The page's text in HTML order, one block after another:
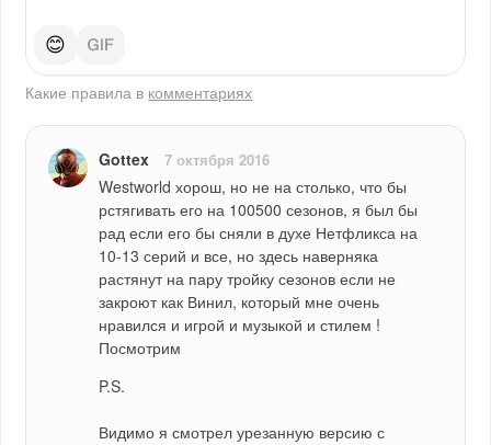
😊
Какие правила в комментариях
Gottex 7 октября 2016
Westworld хорош, но не на столько, что бы
рстягивать его на 100500 сезонов, я был бы
рад если его бы сняли в духе Нетфликса на
10-13 серий и все, но здесь наверняка
растянут на пару тройку сезонов если не
закроют как Винил, который мне очень
нравился и игрой и музыкой и стилем !
Посмотрим
P.S.
Видимо я смотрел урезанную версию с